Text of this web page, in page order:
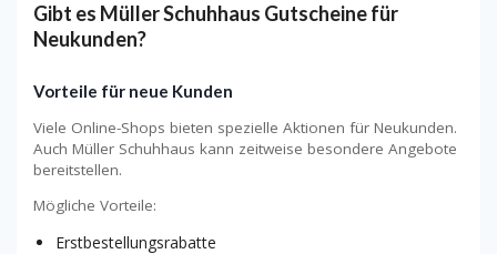
Gibt es Müller Schuhhaus Gutscheine für
Neukunden?
Vorteile für neue Kunden
Viele Online-Shops bieten spezielle Aktionen für Neukunden.
Auch Müller Schuhhaus kann zeitweise besondere Angebote
bereitstellen.
Mögliche Vorteile:
Erstbestellungsrabatte